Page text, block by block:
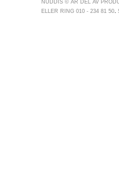
NUDDIS © ÄR DEL AV
ELLER RING 010 - 234 81 50.